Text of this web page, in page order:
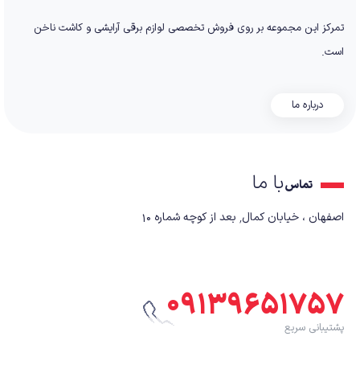
تمرکز این مجموعه بر روی فروش تخصصی لوازم برقی آرایشی و کاشت ناخن
است.
درباره ما
تماسبا ما
اصفهان ، خیابان کمال٬ بعد از کوچه شماره ۱۰
۰۹۱۳۹۶۵۱۷۵۷
پشتیبانی سریع